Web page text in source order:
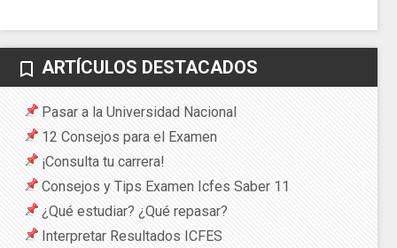
bookmark_border ARTÍCULOS DESTACADOS
Pasar a la Universidad Nacional
12 Consejos para el Examen
¡Consulta tu carrera!
Consejos y Tips Examen Icfes Saber 11
¿Qué estudiar? ¿Qué repasar?
Interpretar Resultados ICFES